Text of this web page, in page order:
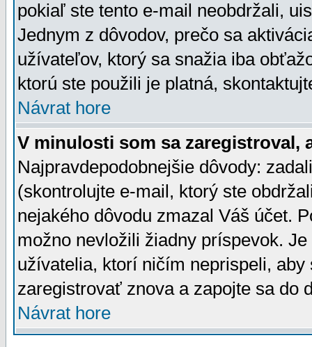
pokiaľ ste tento e-mail neobdržali,
Jednym z dôvodov, prečo sa
užívateľov, ktorý sa snažia iba
ktorú ste použili je platná,
Návrat hore
V minulosti som sa zaregistroval,
Najpravdepodobnejšie dôvody:
(skontrolujte e-mail, ktorý ste
nejakého dôvodu zmazal Váš účet.
možno nevložili žiadny príspevok.
užívatelia, ktorí ničím neprispeli,
zaregistrovať znova a zapojte sa do
Návrat hore